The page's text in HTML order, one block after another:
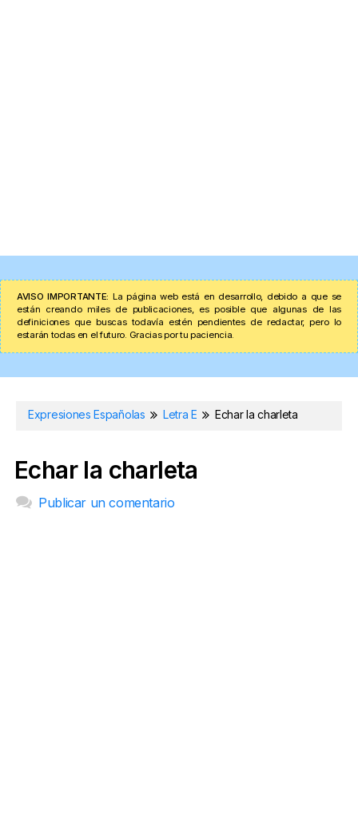
AVISO IMPORTANTE: La página web está en desarrollo, debido a que se
están creando miles de publicaciones, es posible que algunas de las
definiciones que buscas todavía estén pendientes de redactar, pero lo
estarán todas en el futuro. Gracias por tu paciencia.
Expresiones Españolas Letra E Echar la charleta
Echar la charleta
Publicar un comentario